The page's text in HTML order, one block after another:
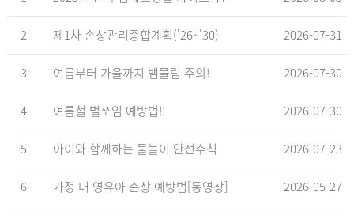
2 제1차 손상관리종합계획('26~'30) 2026-07-31
3 여름부터 가을까지 뱀물림 주의! 2026-07-30
4 여름철 벌쏘임 예방법!! 2026-07-30
5 아이와 함께하는 물놀이 안전수칙 2026-07-23
6 가정 내 영유아 손상 예방법[동영상] 2026-05-27